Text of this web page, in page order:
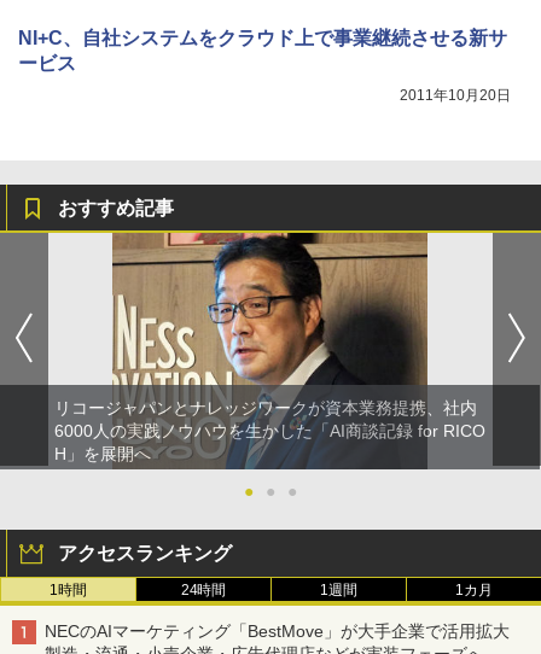
NI+C、自社システムをクラウド上で事業継続させる新サ
ービス
2011年10月20日
おすすめ記事
リコージャパンとナレッジワークが資本業務提携、社内
6000人の実践ノウハウを生かした「AI商談記録 for RICO
H」を展開へ
●
● ●
アクセスランキング
1時間 24時間 1週間 1カ月
NECのAIマーケティング「BestMove」が大手企業で活用拡大